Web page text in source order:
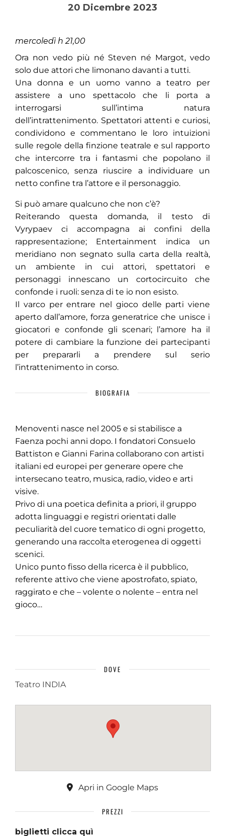
20 Dicembre 2023
mercoledì h 21,00
Ora non vedo più né Steven né Margot, vedo
solo due attori che limonano davanti a tutti.
Una donna e un uomo vanno a teatro per
assistere a uno spettacolo che li porta a
interrogarsi sull’intima natura
dell’intrattenimento. Spettatori attenti e curiosi,
condividono e commentano le loro intuizioni
sulle regole della finzione teatrale e sul rapporto
che intercorre tra i fantasmi che popolano il
palcoscenico, senza riuscire a individuare un
netto confine tra l’attore e il personaggio.
Si può amare qualcuno che non c’è?
Reiterando questa domanda, il testo di
Vyrypaev ci accompagna ai confini della
rappresentazione; Entertainment indica un
meridiano non segnato sulla carta della realtà,
un ambiente in cui attori, spettatori e
personaggi innescano un cortocircuito che
confonde i ruoli: senza di te io non esisto.
Il varco per entrare nel gioco delle parti viene
aperto dall’amore, forza generatrice che unisce i
giocatori e confonde gli scenari; l’amore ha il
potere di cambiare la funzione dei partecipanti
per prepararli a prendere sul serio
l’intrattenimento in corso.
BIOGRAFIA
Menoventi nasce nel 2005 e si stabilisce a
Faenza pochi anni dopo. I fondatori Consuelo
Battiston e Gianni Farina collaborano con artisti
italiani ed europei per generare opere che
intersecano teatro, musica, radio, video e arti
visive.
Privo di una poetica definita a priori, il gruppo
adotta linguaggi e registri orientati dalle
peculiarità del cuore tematico di ogni progetto,
generando una raccolta eterogenea di oggetti
scenici.
Unico punto fisso della ricerca è il pubblico,
referente attivo che viene apostrofato, spiato,
raggirato e che – volente o nolente – entra nel
gioco…
DOVE
Teatro INDIA
Apri in Google Maps
PREZZI
biglietti clicca quì